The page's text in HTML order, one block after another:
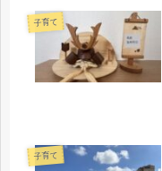
子育て
子育て